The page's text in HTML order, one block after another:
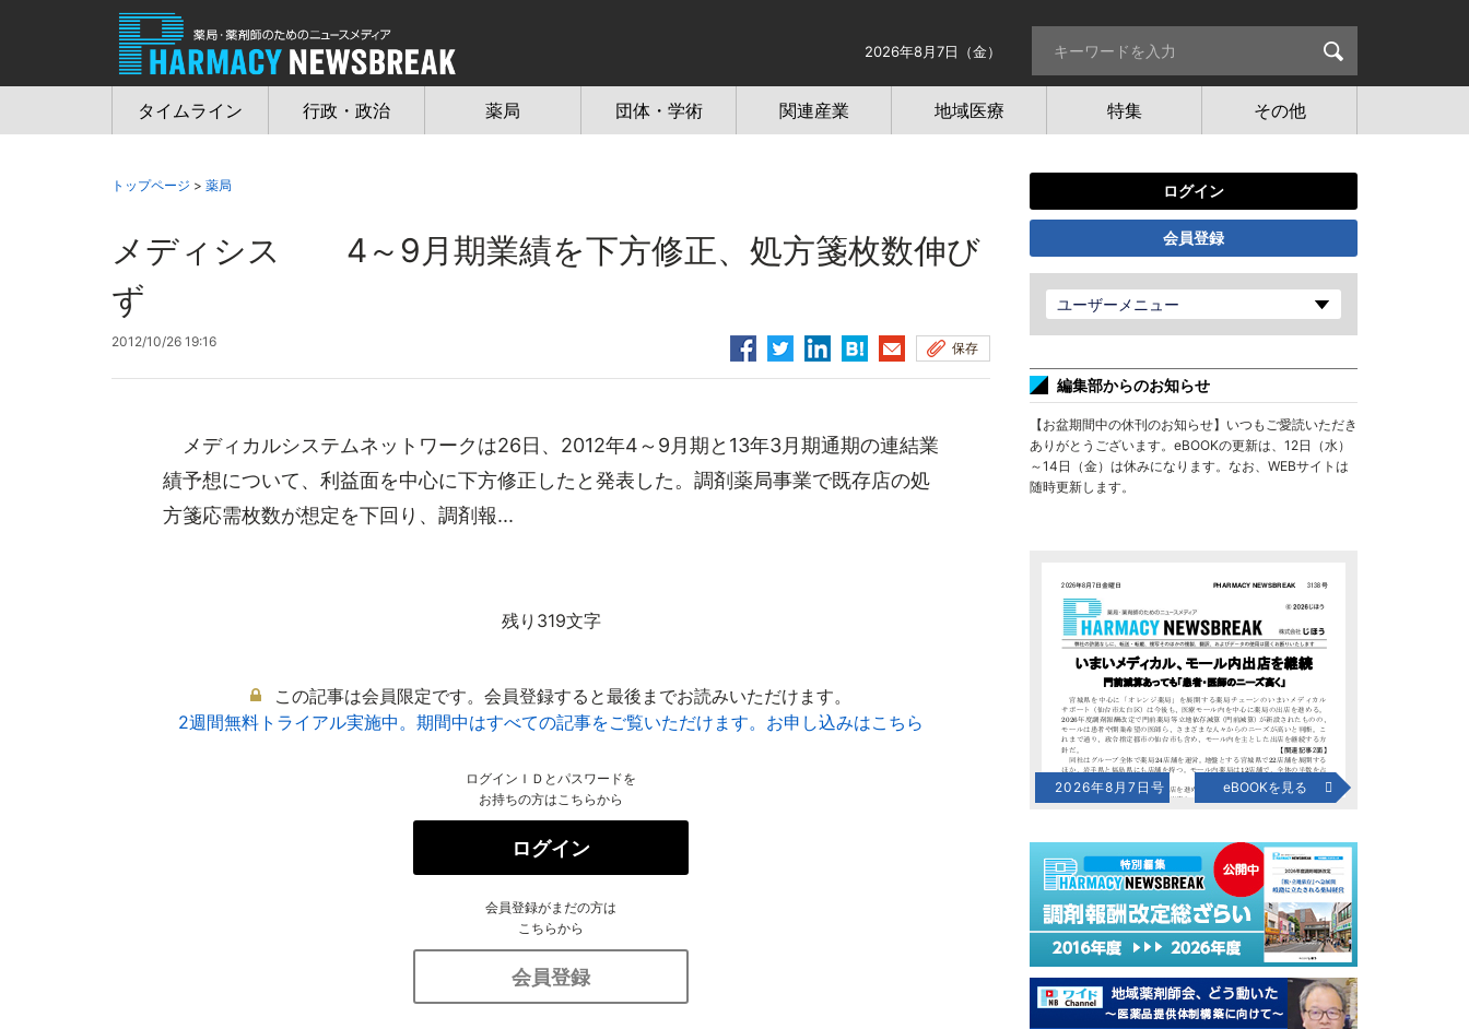
2026年8月7日（金）
タイムライン 行政・政治 薬局 団体・学術 関連産業 地域医療 特集 その他
トップページ > 薬局
メディシス 4～9月期業績を下方修正、処方箋枚数伸び
ず
2012/10/26 19:16 保存
メディカルシステムネットワークは26日、2012年4～9月期と13年3月期通期の連結業
績予想について、利益面を中心に下方修正したと発表した。調剤薬局事業で既存店の処
方箋応需枚数が想定を下回り、調剤報...
残り319文字
この記事は会員限定です。会員登録すると最後までお読みいただけます。
2週間無料トライアル実施中。期間中はすべての記事をご覧いただけます。お申し込みはこちら
ログインＩＤとパスワードを
お持ちの方はこちらから
ログイン
会員登録がまだの方は
こちらから
会員登録
ログイン
会員登録
ユーザーメニュー
編集部からのお知らせ
【お盆期間中の休刊のお知らせ】いつもご愛読いただき
ありがとうございます。eBOOKの更新は、12日（水）
～14日（金）は休みになります。なお、WEBサイトは
随時更新します。
2026年8月7日号 eBOOKを見る